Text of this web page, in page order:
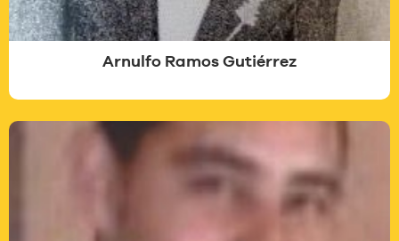
Arnulfo Ramos Gutiérrez